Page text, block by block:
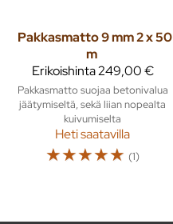
Pakkasmatto 9 mm 2 x 50
m
Erikoishinta249,00 €
Pakkasmatto suojaa betonivalua
jäätymiseltä, sekä liian nopealta
kuivumiselta
Heti saatavilla
☆☆☆☆☆ (1)